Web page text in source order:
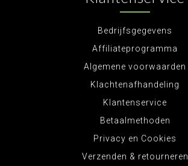
Bedrijfsgegevens
Affiliateprogramma
Algemene voorwaarden
Klachtenafhandeling
Klantenservice
Betaalmethoden
Privacy en Cookies
Verzenden & retourneren